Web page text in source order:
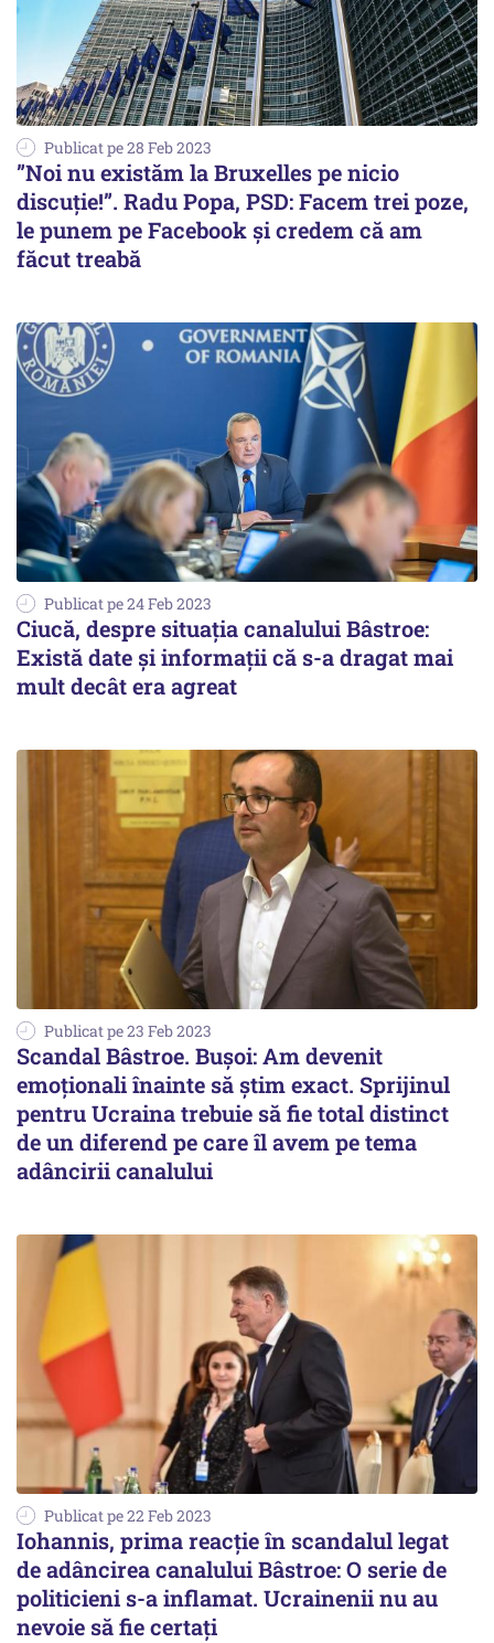
Publicat pe 28 Feb 2023
”Noi nu existăm la Bruxelles pe nicio
discuţie!”. Radu Popa, PSD: Facem trei poze,
le punem pe Facebook și credem că am
făcut treabă
Publicat pe 24 Feb 2023
Ciucă, despre situația canalului Bâstroe:
Există date și informații că s-a dragat mai
mult decât era agreat
Publicat pe 23 Feb 2023
Scandal Bâstroe. Bușoi: Am devenit
emoționali înainte să știm exact. Sprijinul
pentru Ucraina trebuie să fie total distinct
de un diferend pe care îl avem pe tema
adâncirii canalului
Publicat pe 22 Feb 2023
Iohannis, prima reacție în scandalul legat
de adâncirea canalului Bâstroe: O serie de
politicieni s-a inflamat. Ucrainenii nu au
nevoie să fie certați